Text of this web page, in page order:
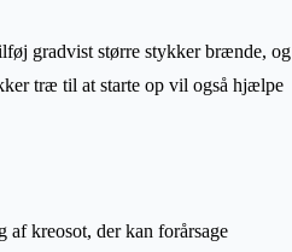
gradvist større stykker brænde, og
træ til at starte op vil også hjælpe
kreosot, der kan forårsage